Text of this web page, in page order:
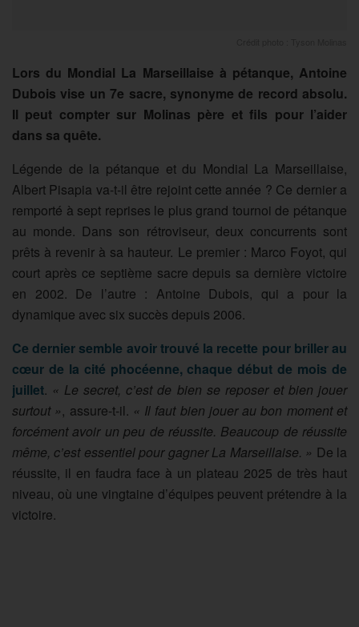
Lors du Mondial La Marseillaise à pétanque, Antoine
Dubois vise un 7e sacre, synonyme de record absolu.
Il peut compter sur Molinas père et fils pour l’aider
dans sa quête.
Légende de la pétanque et du Mondial La Marseillaise,
Albert Pisapia va-t-il être rejoint cette année ? Ce dernier a
remporté à sept reprises le plus grand tournoi de pétanque
au monde. Dans son rétroviseur, deux concurrents sont
prêts à revenir à sa hauteur. Le premier : Marco Foyot, qui
court après ce septième sacre depuis sa dernière victoire
en 2002. De l’autre : Antoine Dubois, qui a pour la
dynamique avec six succès depuis 2006.
Ce dernier semble avoir trouvé la recette pour briller au
cœur de la cité phocéenne, chaque début de mois de
juillet. « Le secret, c’est de bien se reposer et bien jouer
surtout », assure-t-il. « Il faut bien jouer au bon moment et
forcément avoir un peu de réussite. Beaucoup de réussite
même, c’est essentiel pour gagner La Marseillaise. » De la
réussite, il en faudra face à un plateau 2025 de très haut
niveau, où une vingtaine d’équipes peuvent prétendre à la
victoire.